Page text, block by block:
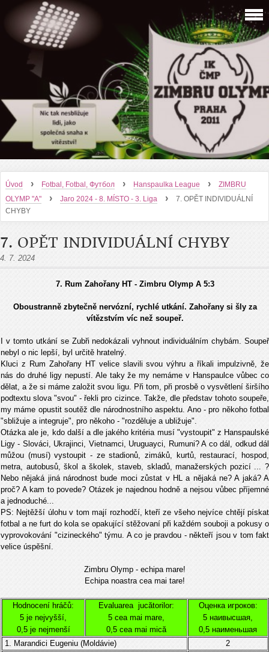
Úvod › Fotbal, Fotbal, Футбол › Hanspaulka League ›
ZIMBRU
OLYMP "A"
› Jaro 2024 - 8. MÍSTO - 3. Liga ›
7. OPĚT INDIVIDUÁLNÍ
CHYBY
7. OPĚT INDIVIDUÁLNÍ CHYBY
4. 7. 2024
7. Rum Zahořany HT - Zimbru Olymp A 5:3
Oboustranně zbytečně nervózní, rychlé utkání. Zahořany si šly za
vítězstvím víc než soupeř.
I v tomto utkání se Zubři nedokázali vyhnout individuálním chybám. Soupeř
nebyl o nic lepší, byl určitě hratelný.
Kluci z Rum Zahořany HT velice slavili svou výhru a říkali impulzivně, že
nás do druhé ligy nepustí. Ale taky že my nemáme v Hanspaulce vůbec co
dělat, a že si máme založit svou ligu. Při tom, při prosbě o vysvětlení širšího
podtextu slova "svou" - řekli pro cizince. Takže, dle představ tohoto soupeře,
my máme opustit soutěž dle národnostního aspektu. Ano - pro někoho fotbal
"sbližuje a integruje", pro někoho - "rozděluje a ubližuje".
Otázka ale je, kdo další a dle jakého kritéria musí "vystoupit" z Hanspaulské
Ligy - Slováci, Ukrajinci, Vietnamci, Uruguayci, Rumuni? A co dál, odkud dál
můžou (musí) vystoupit - ze stadionů, zimáků, kurtů, restaurací, hospod,
metra, autobusů, škol a školek, staveb, skladů, manažerských pozicí ... ?
Nebo nějaká jiná národnost bude moci zůstat v HL a nějaká ne? A jaká? A
proč? A kam to povede? Otázek je najednou hodně a nejsou vůbec příjemné
a jednoduché...
PS: Nejtěžší úlohu v tom mají rozhodčí, kteří ze všeho nejvíce chtějí pískat
fotbal a ne furt do kola se opakující stěžovaní při každém souboji a pokusy o
vyprovokování "cizineckého" týmu. A co je pravdou - někteří jsou v tom fakt
velice úspěšní.
Zimbru Olymp - echipa mare!
Echipa noastra cea mai tare!
Hodnocení hráčů:
5 je nejvyšší,
0,5 je nejmenší
Evaluarea jucătorilor:
5 cea mai mare,
0,5 cea mai mică
Оценка игроков:
5 наивысшая,
0,5 наименьшая
1. Marandici Eugeniu (Moldávie)
2